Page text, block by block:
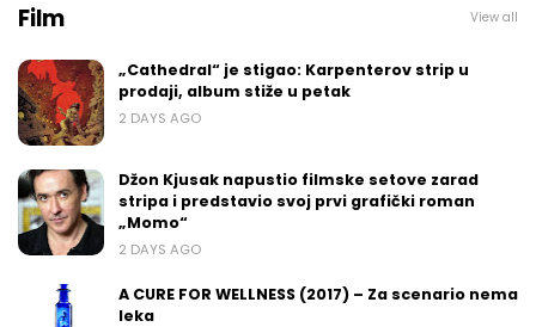
Film View all
„Cathedral“ je stigao: Karpenterov strip u
prodaji, album stiže u petak
2 DAYS AGO
Džon Kjusak napustio filmske setove zarad
stripa i predstavio svoj prvi grafički roman
„Momo“
2 DAYS AGO
A CURE FOR WELLNESS (2017) – Za scenario nema
leka